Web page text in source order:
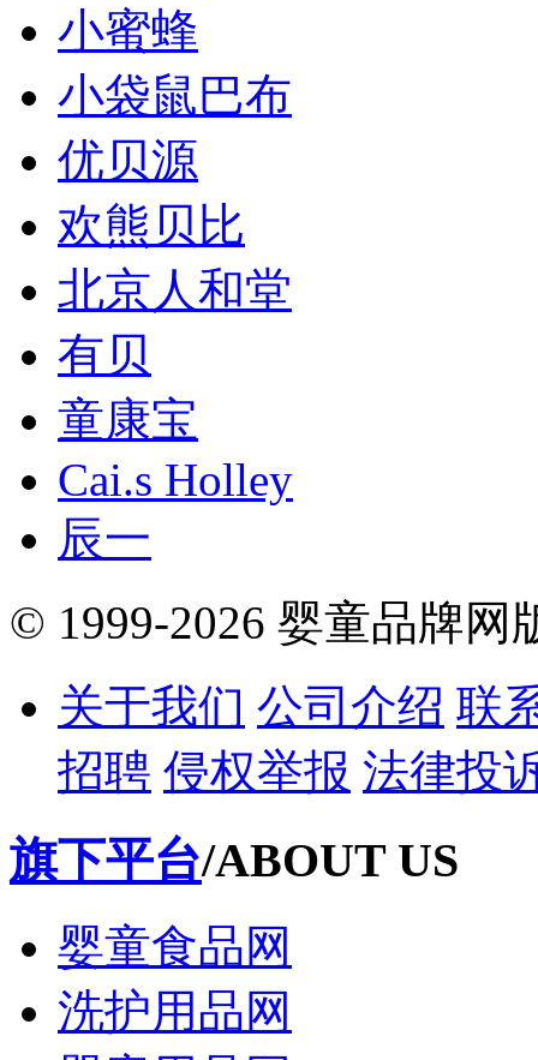
小蜜蜂
小袋鼠巴布
优贝源
欢熊贝比
北京人和堂
有贝
童康宝
Cai.s Holley
辰一
© 1999-2026 婴童品牌网
关于我们 公司介绍 联
招聘 侵权举报 法律投
旗下平台/ABOUT US
婴童食品网
洗护用品网